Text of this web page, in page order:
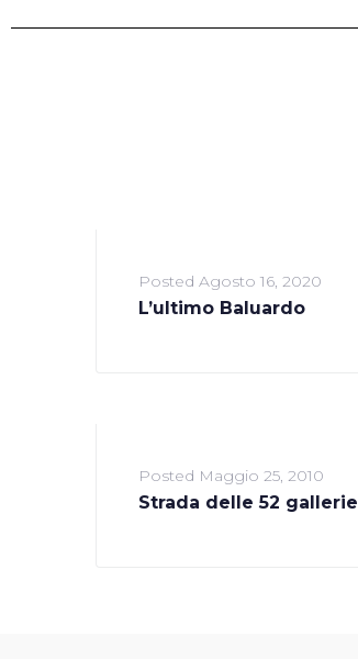
Posted Agosto 16, 2020
L’ultimo Baluardo
Posted Maggio 25, 2010
Strada delle 52 gallerie